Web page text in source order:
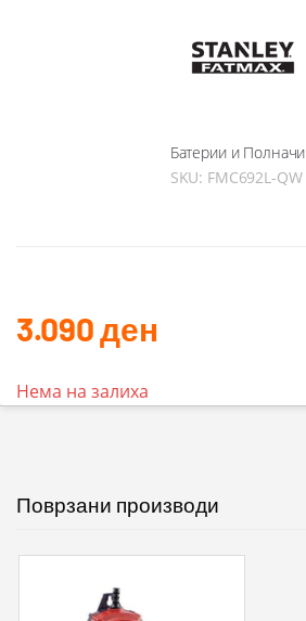
Батерии и Полначи
SKU: FMC692L-QW
3.090ден
Нема на залиха
Поврзани производи